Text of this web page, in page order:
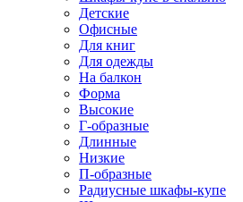
Детские
Офисные
Для книг
Для одежды
На балкон
Форма
Высокие
Г-образные
Длинные
Низкие
П-образные
Радиусные шкафы-купе